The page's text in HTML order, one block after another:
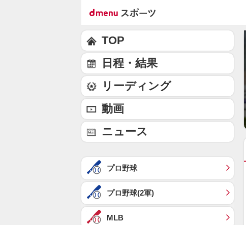
TOP
日程・結果
リーディング
動画
ニュース
プロ野球
プロ野球(2軍)
MLB